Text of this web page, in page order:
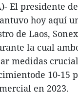
El presidente
hoy aquí
de Laos,
la cual
medidas
10-15
en 2023.